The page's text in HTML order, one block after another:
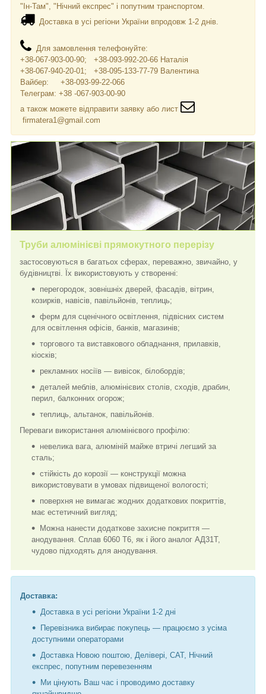
"Ін-Там", "Нічний експрес" і попутним транспортом.
Доставка в усі регіони України впродовж 1-2 днів.
Для замовлення телефонуйте:
+38-067-903-00-90; +38-093-992-20-66 Наталія
+38-067-940-20-01; +38-095-133-77-79 Валентина
Вайбер: +38-093-99-22-066
Телеграм: +38 -067-903-00-90
а також можете відправити заявку або лист
firmatera1@gmail.com
Труби алюмінієві прямокутного перерізу
застосовуються в багатьох сферах, переважно, звичайно, у
будівництві. Їх використовують у створенні:
перегородок, зовнішніх дверей, фасадів, вітрин,
козирків, навісів, павільйонів, теплиць;
ферм для сценічного освітлення, підвісних систем
для освітлення офісів, банків, магазинів;
торгового та виставкового обладнання, прилавків,
кіосків;
рекламних носіїв — вивісок, білобордів;
деталей меблів, алюмінієвих столів, сходів, драбин,
перил, балконних огорож;
теплиць, альтанок, павільйонів.
Переваги використання алюмінієвого профілю:
невелика вага, алюміній майже втричі легший за
сталь;
стійкість до корозії — конструкції можна
використовувати в умовах підвищеної вологості;
поверхня не вимагає жодних додаткових покриттів,
має естетичний вигляд;
Можна нанести додаткове захисне покриття —
анодування. Сплав 6060 Т6, як і його аналог АД31Т,
чудово підходять для анодування.
Доставка:
Доставка в усі регіони України 1-2 дні
Перевізника вибирає покупець — працюємо з усіма
доступними операторами
Доставка Новою поштою, Делівері, САТ, Нічний
експрес, попутним перевезенням
Ми цінують Ваш час і проводимо доставку